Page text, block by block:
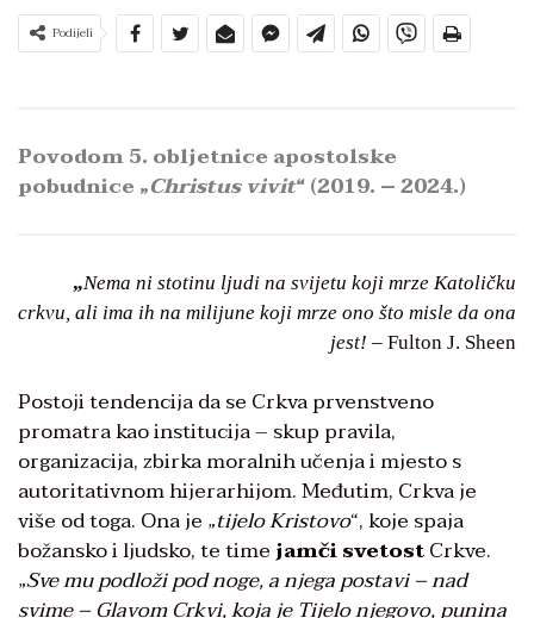
Podijeli
Povodom 5. obljetnice apostolske
pobudnice „Christus vivit“(2019. – 2024.)
„Nema ni stotinu ljudi na svijetu koji mrze Katoličku
crkvu, ali ima ih na milijune koji mrze ono što misle da ona
jest! – Fulton J. Sheen
Postoji tendencija da se Crkva prvenstveno
promatra kao institucija – skup pravila,
organizacija, zbirka moralnih učenja i mjesto s
autoritativnom hijerarhijom. Međutim, Crkva je
više od toga. Ona je „tijelo Kristovo“, koje spaja
božansko i ljudsko, te timejamči svetostCrkve.
„Sve mu podloži pod noge, a njega postavi – nad
svime – Glavom Crkvi, koja je Tijelo njegovo, punina